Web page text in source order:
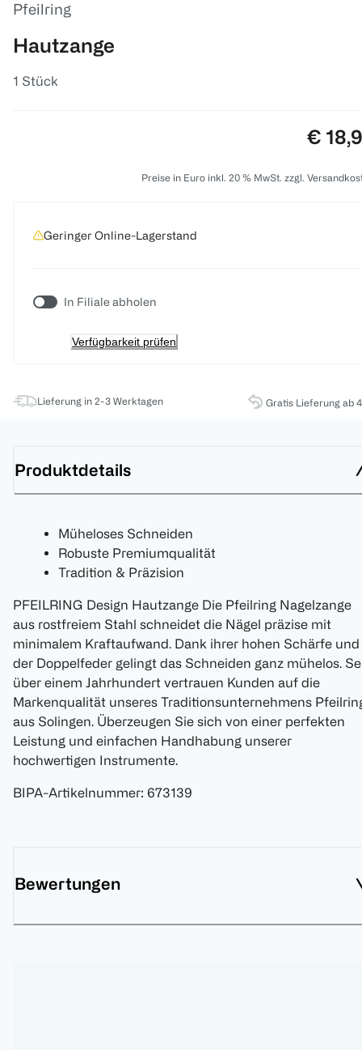
Pfeilring
Hautzange
1 Stück
Preis:
€
Preise in Euro inkl. 20 % MwSt. zzgl.
Geringer Online-Lagerstand
In Filiale abholen
Verfügbarkeit prüfen
Lieferung in 2-3 Werktagen Gratis Lieferung ab
Produktdetails
Müheloses Schneiden
Robuste Premiumqualität
Tradition & Präzision
PFEILRING Design Hautzange Die Pfeilring Nagelzange
aus rostfreiem Stahl schneidet die Nägel präzise mit
minimalem Kraftaufwand. Dank ihrer hohen Schärfe und
der Doppelfeder gelingt das Schneiden ganz mühelos.
über einem Jahrhundert vertrauen Kunden auf die
Markenqualität unseres Traditionsunternehmens
aus Solingen. Überzeugen Sie sich von einer perfekten
Leistung und einfachen Handhabung unserer
hochwertigen Instrumente.
BIPA-Artikelnummer: 673139
Bewertungen